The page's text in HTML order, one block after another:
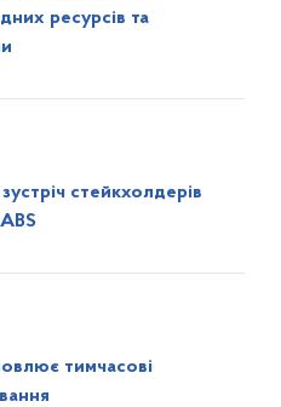
ресурсів та
стейкхолдерів
тимчасові